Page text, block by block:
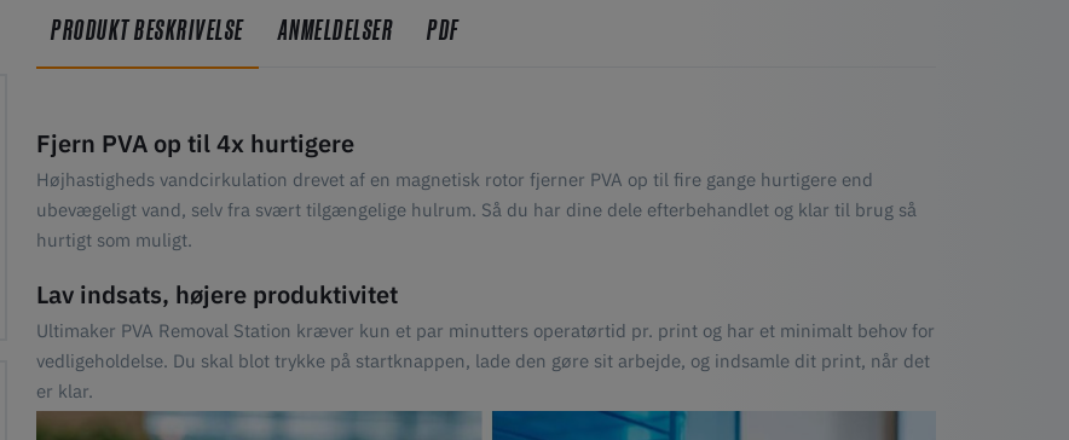
PRODUKT BESKRIVELSE ANMELDELSER PDF
Fjern PVA op til 4x hurtigere
Højhastigheds vandcirkulation drevet af en magnetisk rotor fjerner PVA op til fire gange hurtigere end
ubevægeligt vand, selv fra svært tilgængelige hulrum. Så du har dine dele efterbehandlet og klar til brug så
hurtigt som muligt.
Lav indsats, højere produktivitet
Ultimaker PVA Removal Station kræver kun et par minutters operatørtid pr. print og har et minimalt behov for
vedligeholdelse. Du skal blot trykke på startknappen, lade den gøre sit arbejde, og indsamle dit print, når det
er klar.